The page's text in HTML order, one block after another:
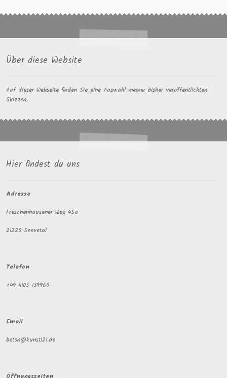
Über diese Website
Auf dieser Webseite finden Sie eine Auswahl meiner bisher veröffentlichten
Skizzen.
Hier findest du uns
Adresse
Freschenhausener Weg 45a
21220 Seevetal
Telefon
+49 4105 139960
Email
beton@kunst121.de
Öffnungszeiten